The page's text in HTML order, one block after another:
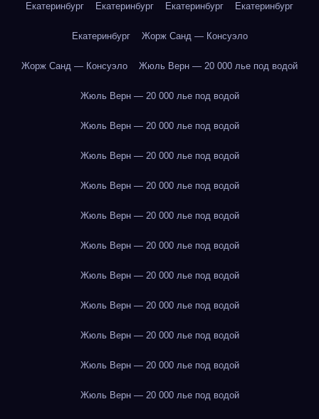
Екатеринбург Екатеринбург Екатеринбург Екатеринбург
Екатеринбург Жорж Санд — Консуэло
Жорж Санд — Консуэло Жюль Верн — 20 000 лье под водой
Жюль Верн — 20 000 лье под водой
Жюль Верн — 20 000 лье под водой
Жюль Верн — 20 000 лье под водой
Жюль Верн — 20 000 лье под водой
Жюль Верн — 20 000 лье под водой
Жюль Верн — 20 000 лье под водой
Жюль Верн — 20 000 лье под водой
Жюль Верн — 20 000 лье под водой
Жюль Верн — 20 000 лье под водой
Жюль Верн — 20 000 лье под водой
Жюль Верн — 20 000 лье под водой